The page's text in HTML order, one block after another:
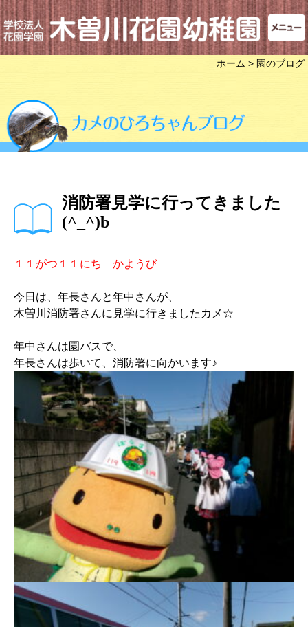
ホーム > 園のブログ
消防署見学に行ってきました
(^_^)b
１１がつ１１にち かようび
今日は、年長さんと年中さんが、
木曽川消防署さんに見学に行きましたカメ☆
年中さんは園バスで、
年長さんは歩いて、消防署に向かいます♪